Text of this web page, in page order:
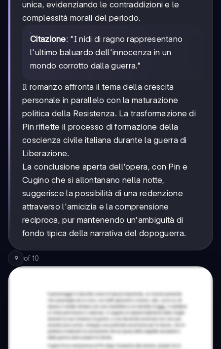
unica, evidenziando le contraddizioni e le
complessità morali del periodo.
Citazione: "I nidi di ragno rappresentano
l'ultimo baluardo dell'innocenza in un
mondo corrotto dalla guerra."
Il romanzo affronta il tema della crescita
personale in parallelo con la maturazione
politica della Resistenza. La trasformazione di
Pin riflette il processo di formazione della
coscienza civile italiana durante la guerra di
Liberazione.
La conclusione aperta dell'opera, con Pin e
Cugino che si allontanano nella notte,
suggerisce la possibilità di una redenzione
attraverso l'amicizia e la comprensione
reciproca, pur mantenendo un'ambiguità di
fondo tipica della narrativa del dopoguerra.
9 of 10